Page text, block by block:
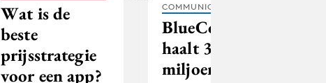
Wat is de
beste
prijsstrategie
voor een app?
COMMUNICATIE
BlueConic
haalt 3
miljoen euro